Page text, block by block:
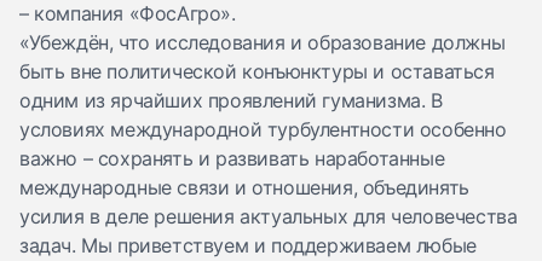
– компания «ФосАгро».
«Убеждён, что исследования и образование должны
быть вне политической конъюнктуры и оставаться
одним из ярчайших проявлений гуманизма. В
условиях международной турбулентности особенно
важно – сохранять и развивать наработанные
международные связи и отношения, объединять
усилия в деле решения актуальных для человечества
задач. Мы приветствуем и поддерживаем любые